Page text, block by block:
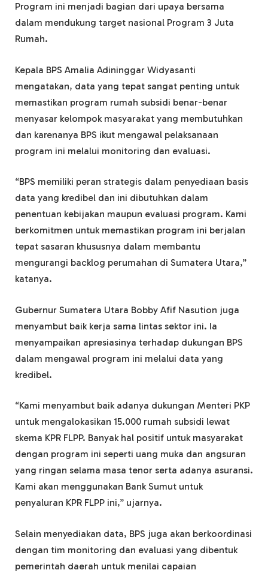
Program ini menjadi bagian dari upaya bersama
dalam mendukung target nasional Program 3 Juta
Rumah.
Kepala BPS Amalia Adininggar Widyasanti
mengatakan, data yang tepat sangat penting untuk
memastikan program rumah subsidi benar-benar
menyasar kelompok masyarakat yang membutuhkan
dan karenanya BPS ikut mengawal pelaksanaan
program ini melalui monitoring dan evaluasi.
“BPS memiliki peran strategis dalam penyediaan basis
data yang kredibel dan ini dibutuhkan dalam
penentuan kebijakan maupun evaluasi program. Kami
berkomitmen untuk memastikan program ini berjalan
tepat sasaran khususnya dalam membantu
mengurangi backlog perumahan di Sumatera Utara,”
katanya.
Gubernur Sumatera Utara Bobby Afif Nasution juga
menyambut baik kerja sama lintas sektor ini. Ia
menyampaikan apresiasinya terhadap dukungan BPS
dalam mengawal program ini melalui data yang
kredibel.
“Kami menyambut baik adanya dukungan Menteri PKP
untuk mengalokasikan 15.000 rumah subsidi lewat
skema KPR FLPP. Banyak hal positif untuk masyarakat
dengan program ini seperti uang muka dan angsuran
yang ringan selama masa tenor serta adanya asuransi.
Kami akan menggunakan Bank Sumut untuk
penyaluran KPR FLPP ini,” ujarnya.
Selain menyediakan data, BPS juga akan berkoordinasi
dengan tim monitoring dan evaluasi yang dibentuk
pemerintah daerah untuk menilai capaian